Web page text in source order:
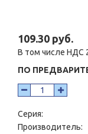
109.30 руб.
В том числе НДС
ПО
Серия:
Производитель: